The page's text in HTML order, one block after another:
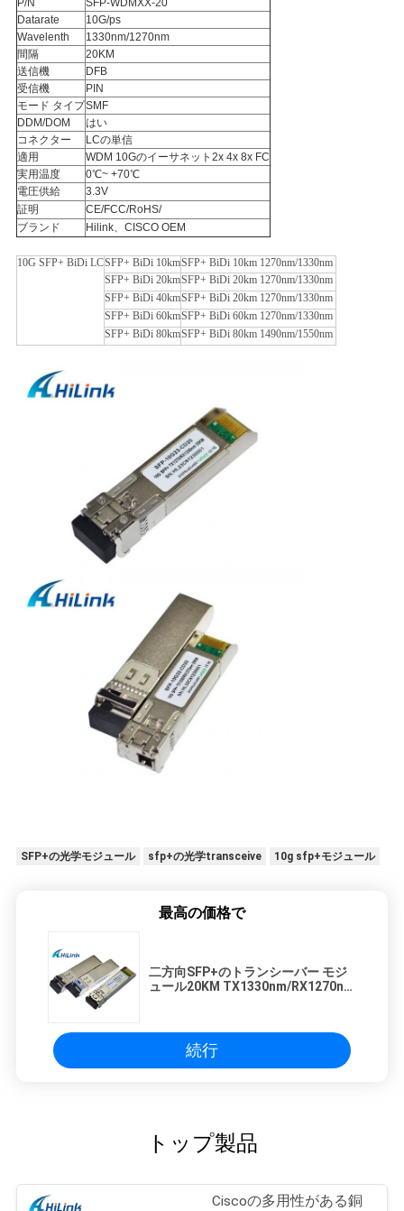
求
め
て
く
だ
さ
い
図
P/N
SFP-WDMXX-20
Datarate
10G/ps
Wavelenth
1330nm/1270nm
間隔
20KM
送信機
DFB
受信機
PIN
モード タイプSMF
DDM/DOM
はい
コネクター
LCの単信
適用
WDM 10Gのイーサネット2x 4x 8x FC
実用温度
0℃~ +70℃
電圧供給
3.3V
証明
CE/FCC/RoHS/
ブランド
Hilink、CISCO OEM
10G SFP+ BiDi LCSFP+ BiDi 10kmSFP+ BiDi 10km 1270nm/1330nm
SFP+ BiDi 20kmSFP+ BiDi 20km 1270nm/1330nm
SFP+ BiDi 40kmSFP+ BiDi 20km 1270nm/1330nm
SFP+ BiDi 60kmSFP+ BiDi 60km 1270nm/1330nm
SFP+ BiDi 80kmSFP+ BiDi 80km 1490nm/1550nm
SFP+の光学モジュール sfp+の光学transceive 10g sfp+モジュール
最高の価格で
二方向SFP+のトランシーバー モジ
ュール20KM TX1330nm/RX1270nm
続行
トップ製品
Ciscoの多用性がある銅